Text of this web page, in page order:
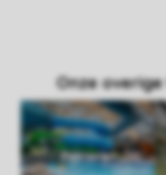
Onze
Zwemmen